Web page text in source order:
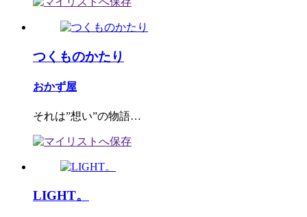
つくものかたり
おかず屋
それは”想い”の物語…
LIGHT。